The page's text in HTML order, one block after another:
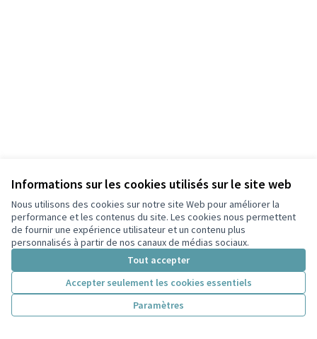
Informations sur les cookies utilisés sur le site web
Nous utilisons des cookies sur notre site Web pour améliorer la
performance et les contenus du site. Les cookies nous permettent
de fournir une expérience utilisateur et un contenu plus
personnalisés à partir de nos canaux de médias sociaux.
Tout accepter
Accepter seulement les cookies essentiels
Paramètres